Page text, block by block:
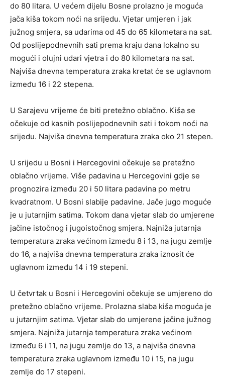
do 80 litara. U većem dijelu Bosne prolazno je moguća
jača kiša tokom noći na srijedu. Vjetar umjeren i jak
južnog smjera, sa udarima od 45 do 65 kilometara na sat.
Od poslijepodnevnih sati prema kraju dana lokalno su
mogući i olujni udari vjetra i do 80 kilometara na sat.
Najviša dnevna temperatura zraka kretat će se uglavnom
između 16 i 22 stepena.
U Sarajevu vrijeme će biti pretežno oblačno. Kiša se
očekuje od kasnih poslijepodnevnih sati i tokom noći na
srijedu. Najviša dnevna temperatura zraka oko 21 stepen.
U srijedu u Bosni i Hercegovini očekuje se pretežno
oblačno vrijeme. Više padavina u Hercegovini gdje se
prognozira između 20 i 50 litara padavina po metru
kvadratnom. U Bosni slabije padavine. Jače jugo moguće
je u jutarnjim satima. Tokom dana vjetar slab do umjerene
jačine istočnog i jugoistočnog smjera. Najniža jutarnja
temperatura zraka većinom između 8 i 13, na jugu zemlje
do 16, a najviša dnevna temperatura zraka iznosit će
uglavnom između 14 i 19 stepeni.
U četvrtak u Bosni i Hercegovini očekuje se umjereno do
pretežno oblačno vrijeme. Prolazna slaba kiša moguća je
u jutarnjim satima. Vjetar slab do umjerene jačine južnog
smjera. Najniža jutarnja temperatura zraka većinom
između 6 i 11, na jugu zemlje do 13, a najviša dnevna
temperatura zraka uglavnom između 10 i 15, na jugu
zemlje do 17 stepeni.